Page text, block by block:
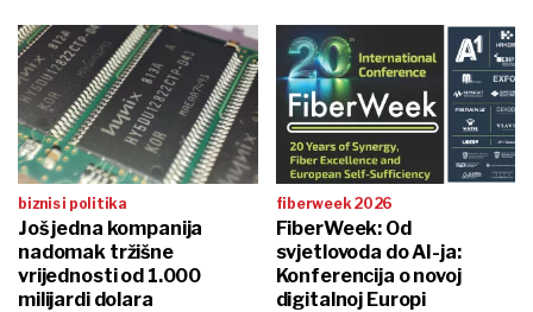
biznis i politika
Još jedna kompanija
nadomak tržišne
vrijednosti od 1.000
milijardi dolara
fiberweek 2026
FiberWeek: Od
svjetlovoda do AI-ja:
Konferencija o novoj
digitalnoj Europi